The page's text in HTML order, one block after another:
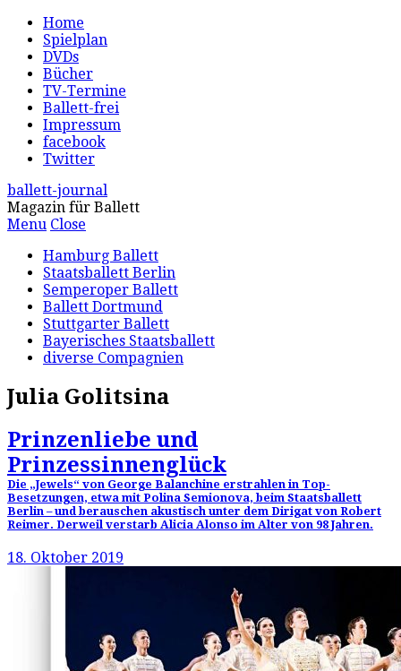
Home
Spielplan
DVDs
Bücher
TV-Termine
Ballett-frei
Impressum
facebook
Twitter
ballett-journal
Magazin für Ballett
Menu Close
Hamburg Ballett
Staatsballett Berlin
Semperoper Ballett
Ballett Dortmund
Stuttgarter Ballett
Bayerisches Staatsballett
diverse Compagnien
Julia Golitsina
Prinzenliebe und
Prinzessinnenglück
Die „Jewels“ von George Balanchine erstrahlen in Top-
Besetzungen, etwa mit Polina Semionova, beim Staatsballett
Berlin – und berauschen akustisch unter dem Dirigat von Robert
Reimer. Derweil verstarb Alicia Alonso im Alter von 98 Jahren.
18. Oktober 2019